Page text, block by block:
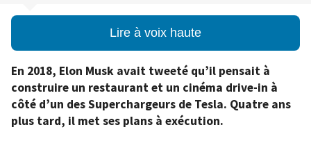
Lire à voix haute
En 2018, Elon Musk avait tweeté qu’il pensait à
construire un restaurant et un cinéma drive-in à
côté d’un des Superchargeurs de Tesla. Quatre ans
plus tard, il met ses plans à exécution.